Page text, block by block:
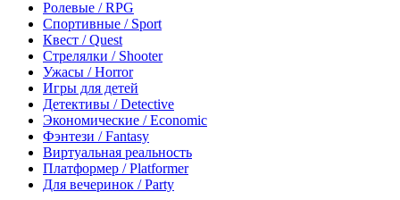
Ролевые / RPG
Спортивные / Sport
Квест / Quest
Стрелялки / Shooter
Ужасы / Horror
Игры для детей
Детективы / Detective
Экономические / Economic
Фэнтези / Fantasy
Виртуальная реальность
Платформер / Platformer
Для вечеринок / Party